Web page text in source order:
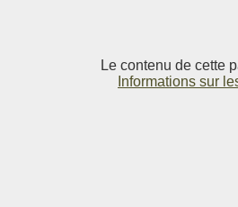
Le contenu de cette
Informations sur